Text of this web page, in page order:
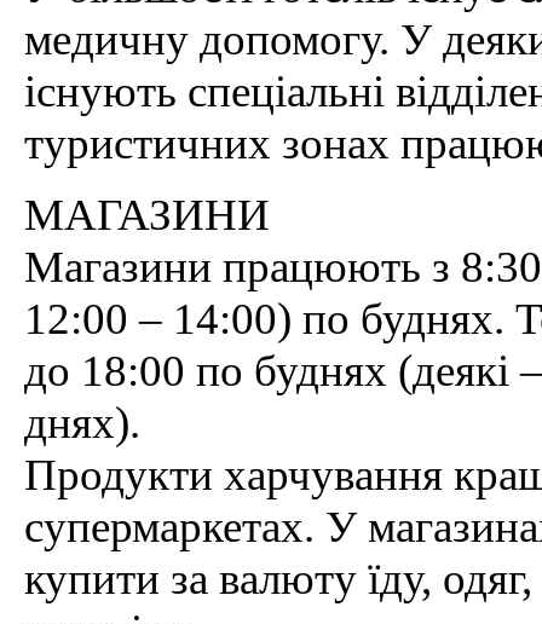
медичну допомогу. У
існують спеціальні
туристичних зонах
МАГАЗИНИ
Магазини працюють з
12:00 – 14:00) по буднях.
до 18:00 по буднях (деякі
днях).
Продукти харчування
супермаркетах. У
купити за валюту їду,